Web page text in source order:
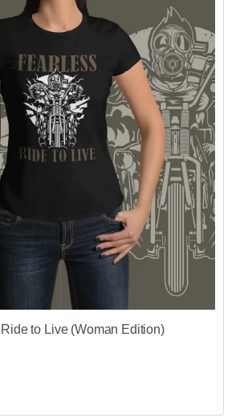
to Live (Woman Edition)